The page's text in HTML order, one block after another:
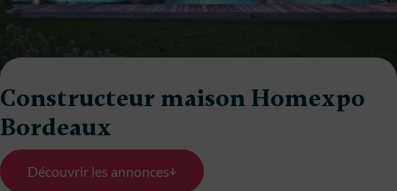
Constructeur maison Homexpo
Bordeaux
Découvrir les annonces